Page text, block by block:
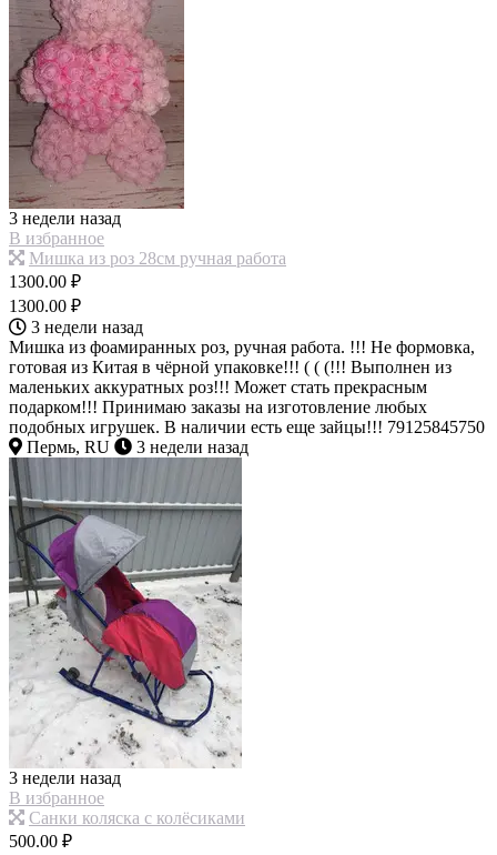
3 недели назад
В избранное
Мишка из роз 28см ручная работа
1300.00 ₽
1300.00 ₽
3 недели назад
Мишка из фоамиранных роз, ручная работа. !!! Не формовка,
готовая из Китая в чёрной упаковке!!! ( ( (!!! Выполнен из
маленьких аккуратных роз!!! Может стать прекрасным
подарком!!! Принимаю заказы на изготовление любых
подобных игрушек. В наличии есть еще зайцы!!! 79125845750
Пермь, RU
3 недели назад
3 недели назад
В избранное
Санки коляска с колёсиками
500.00 ₽